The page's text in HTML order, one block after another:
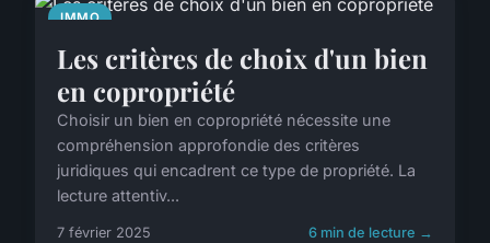
IMMO
Les critères de choix d'un bien
en copropriété
Choisir un bien en copropriété nécessite une
compréhension approfondie des critères
juridiques qui encadrent ce type de propriété. La
lecture attentiv...
7 février 2025 6 min de lecture →